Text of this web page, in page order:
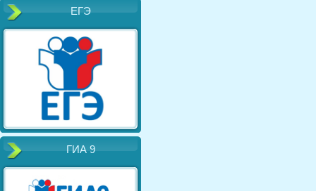
ЕГЭ
ГИА 9